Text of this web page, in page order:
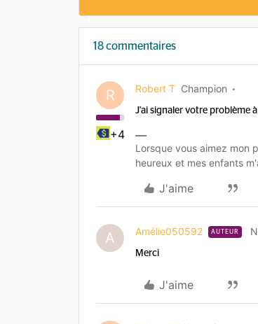
18 commentaires
R
+4
Robert T Champion
J'ai signaler votre problème
Lorsque vous aimez mon
heureux et mes enfants
J'aime
A Amélie050592 AUTEUR
Merci
J'aime